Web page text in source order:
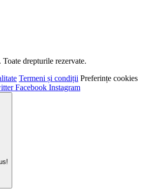
drepturile rezervate.
Termeni și condiții Preferințe cookies
Facebook Instagram